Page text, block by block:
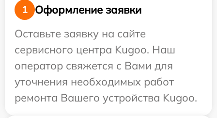
1
Оформление заявки
Оставьте заявку на сайте
сервисного центра Kugoo. Наш
оператор свяжется с Вами для
уточнения необходимых работ
ремонта Вашего устройства Kugoo.